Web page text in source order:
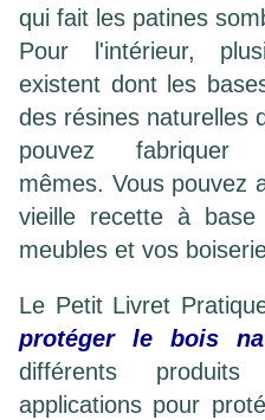
qui fait les patines
Pour l'intérieur,
existent dont les
des résines naturelles
pouvez
mêmes. Vous pouvez
vieille recette à
meubles et vos
Le Petit Livret
protéger le bois
différents
applications pour